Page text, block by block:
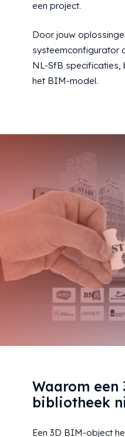
een project.
Door jouw
systeemconfigurator
NL-SfB specificaties,
het BIM-model.
Waarom een
bibliotheek
Een 3D BIM-object